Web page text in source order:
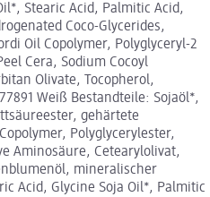
Stearic Acid, Palmitic Acid,
Coco-Glycerides,
Oil Copolymer, Polyglyceryl-2
Cera, Sodium Cocoyl
Olivate, Tocopherol,
Weiß Bestandteile: Sojaöl*,
gehärtete
Polyglycerylester,
Aminosäure, Cetearylolivat,
mineralischer
Acid, Glycine Soja Oil*, Palmitic